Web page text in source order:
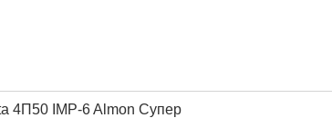
4П50 IMP-6 Almon Супер